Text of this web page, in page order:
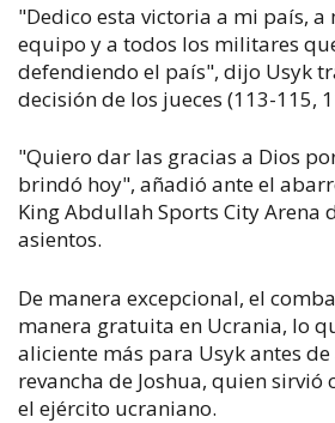
"Dedico esta victoria a mi país,
equipo y a todos los militares
defendiendo el país", dijo Usyk
decisión de los jueces (113-115,
"Quiero dar las gracias a Dios
brindó hoy", añadió ante el
King Abdullah Sports City Arena
asientos.
De manera excepcional, el
manera gratuita en Ucrania, lo
aliciente más para Usyk antes
revancha de Joshua, quien
el ejército ucraniano.